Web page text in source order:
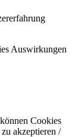
Auswirkungen
Cookies
akzeptieren /